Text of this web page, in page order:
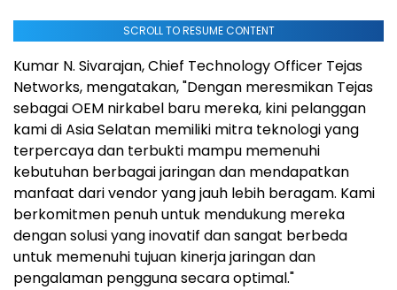
SCROLL TO RESUME CONTENT
Kumar N. Sivarajan, Chief Technology Officer Tejas
Networks, mengatakan, "Dengan meresmikan Tejas
sebagai OEM nirkabel baru mereka, kini pelanggan
kami di Asia Selatan memiliki mitra teknologi yang
terpercaya dan terbukti mampu memenuhi
kebutuhan berbagai jaringan dan mendapatkan
manfaat dari vendor yang jauh lebih beragam. Kami
berkomitmen penuh untuk mendukung mereka
dengan solusi yang inovatif dan sangat berbeda
untuk memenuhi tujuan kinerja jaringan dan
pengalaman pengguna secara optimal."